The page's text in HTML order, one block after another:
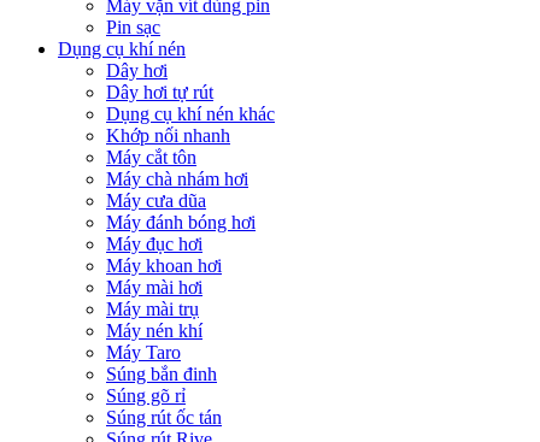
Máy vặn vít dùng pin
Pin sạc
Dụng cụ khí nén
Dây hơi
Dây hơi tự rút
Dụng cụ khí nén khác
Khớp nối nhanh
Máy cắt tôn
Máy chà nhám hơi
Máy cưa dũa
Máy đánh bóng hơi
Máy đục hơi
Máy khoan hơi
Máy mài hơi
Máy mài trụ
Máy nén khí
Máy Taro
Súng bắn đinh
Súng gõ rỉ
Súng rút ốc tán